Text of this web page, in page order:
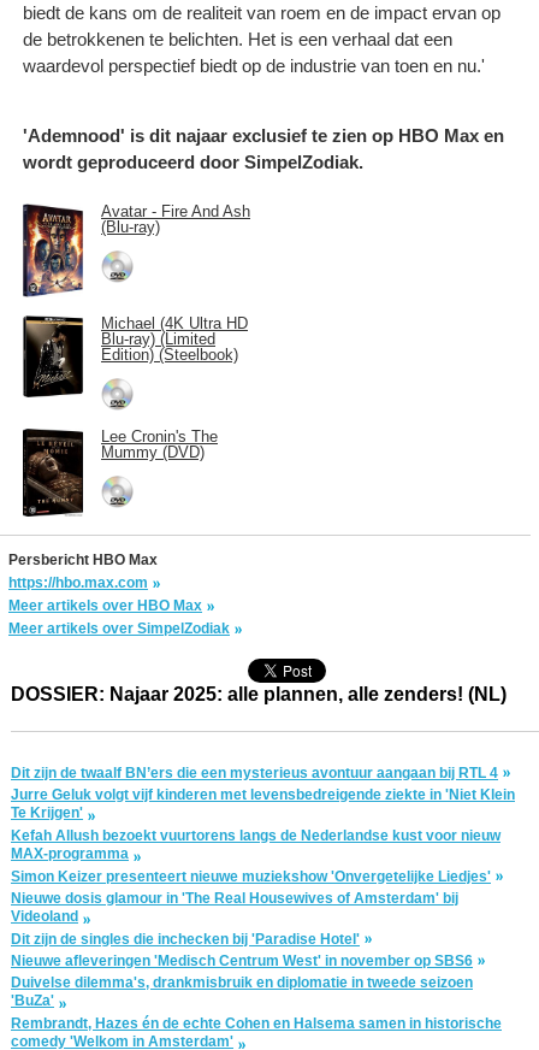
biedt de kans om de realiteit van roem en de impact ervan op
de betrokkenen te belichten. Het is een verhaal dat een
waardevol perspectief biedt op de industrie van toen en nu.'
'Ademnood' is dit najaar exclusief te zien op HBO Max en
wordt geproduceerd door SimpelZodiak.
Avatar - Fire And Ash
(Blu-ray)
Michael (4K Ultra HD
Blu-ray) (Limited
Edition) (Steelbook)
Lee Cronin's The
Mummy (DVD)
Persbericht HBO Max
https://hbo.max.com
Meer artikels over HBO Max
Meer artikels over SimpelZodiak
DOSSIER: Najaar 2025: alle plannen, alle zenders! (NL)
Dit zijn de twaalf BN’ers die een mysterieus avontuur aangaan bij RTL 4
Jurre Geluk volgt vijf kinderen met levensbedreigende ziekte in 'Niet Klein
Te Krijgen'
Kefah Allush bezoekt vuurtorens langs de Nederlandse kust voor nieuw
MAX-programma
Simon Keizer presenteert nieuwe muziekshow 'Onvergetelijke Liedjes'
Nieuwe dosis glamour in 'The Real Housewives of Amsterdam' bij
Videoland
Dit zijn de singles die inchecken bij 'Paradise Hotel'
Nieuwe afleveringen 'Medisch Centrum West' in november op SBS6
Duivelse dilemma's, drankmisbruik en diplomatie in tweede seizoen
'BuZa'
Rembrandt, Hazes én de echte Cohen en Halsema samen in historische
comedy 'Welkom in Amsterdam'